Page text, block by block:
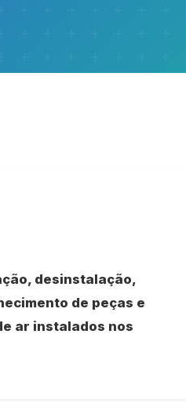
desinstalação,
de peças e
ar instalados nos